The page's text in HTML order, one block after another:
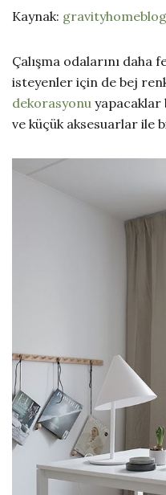
Kaynak: gravityhomeblog
Çalışma odalarını daha
isteyenler için de bej
dekorasyonu yapacaklar
ve küçük aksesuarlar ile